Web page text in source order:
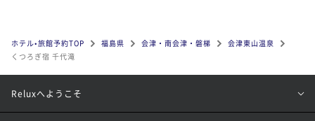
ホテル•旅館予約TOP 福島県 会津・南会津・磐梯
会津東山温泉
くつろぎ宿 千代滝
Reluxへようこそ